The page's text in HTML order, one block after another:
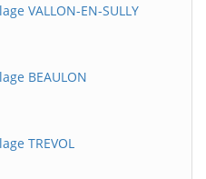
VALLON-EN-SULLY
BEAULON
TREVOL